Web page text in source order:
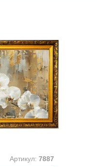
Артикул: 7887